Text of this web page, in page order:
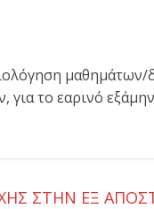
το εαρινό
ΣΤΗΝ ΕΞ